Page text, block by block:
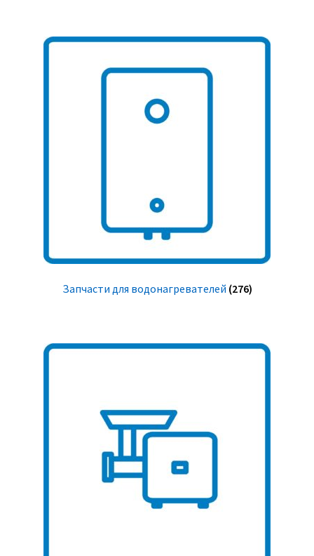
Запчасти для водонагревателей (276)